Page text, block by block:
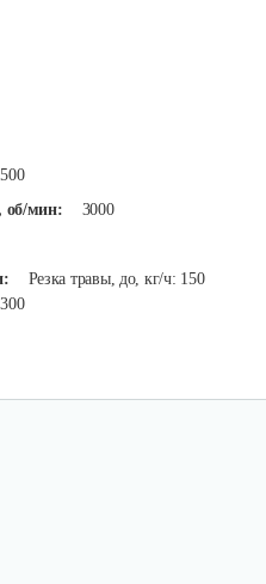
об/мин:
3000
Резка травы, до, кг/ч: 150